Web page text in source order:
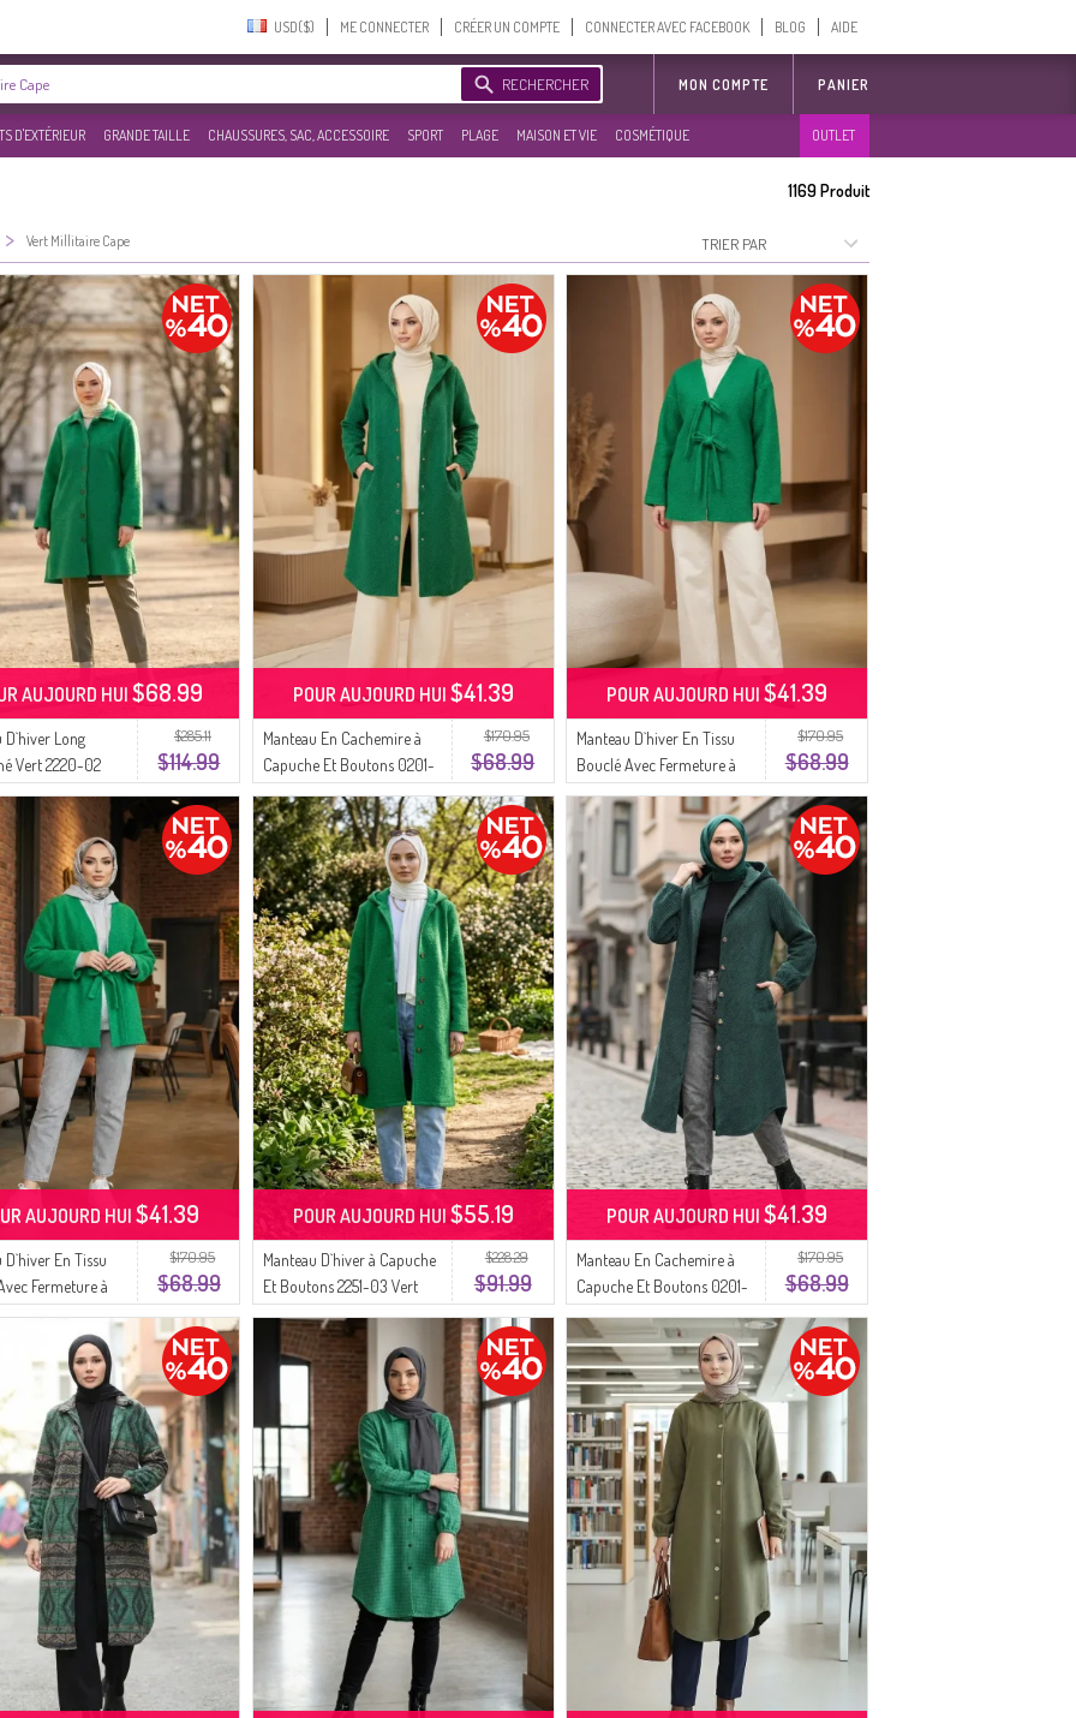
USD($)‎ ME CONNECTER CRÉER UN COMPTE CONNECTER AVEC FACEBOOK BLOG AIDE
RECHERCHER MON COMPTE PANIER
D'EXTÉRIEUR GRANDE TAILLE CHAUSSURES, SAC, ACCESSOIRE SPORT PLAGE MAISON ET VIE COSMÉTIQUE OUTLET
1169Produit
> Vert Millitaire Cape
$285.11
$114.99
D`hiver Long
Vert 2220-02
AUJOURD HUI$68.99
$170.95
$68.99
Manteau En Cachemire à
Capuche Et Boutons 0201-
01 Vert
POUR AUJOURD HUI $41.39
$170.95
$68.99
Manteau D`hiver En Tissu
Bouclé Avec Fermeture à
Nouer 2234-06 Vert
POUR AUJOURD HUI$41.39
$170.95
$68.99
D`hiver En Tissu
Fermeture à
03 Vert
AUJOURD HUI$41.39
$228.29
$91.99
Manteau D`hiver à Capuche
Et Boutons 2251-03 Vert
POUR AUJOURD HUI $55.19
$170.95
$68.99
Manteau En Cachemire à
Capuche Et Boutons 0201-
03 Vert émeraude
POUR AUJOURD HUI$41.39